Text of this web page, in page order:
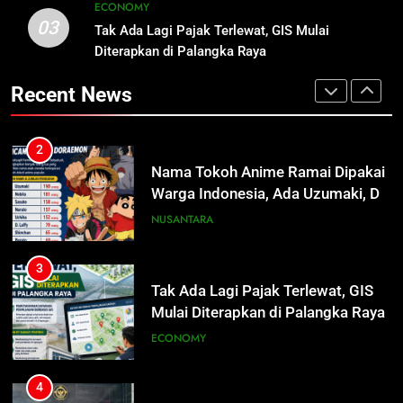
3
Tak Ada Lagi Pajak Terlewat, GIS
Mulai Diterapkan di Palangka Raya
Lulusan Siap Kerja Melalui
Program Magang Berdampak
ECONOMY
5
Permukiman di Pasar Besar
Palangka Raya, Diduga Sengaja
Dibakar Penghuninya
HUKUM DAN KRIMINAL
6
03
ECONOMY
Tak Ada Lagi Pajak Terlewat, GIS Mulai
Diterapkan di Palangka Raya
Recent News
2
Nama Tokoh Anime Ramai Dipakai
Warga Indonesia, Ada Uzumaki, D.
Luffy, Shinchan, hingga Doraemon
3
Tak Ada Lagi Pajak Terlewat, GIS
Mulai Diterapkan di Palangka Raya
ECONOMY
4
Manajemen FEB UPR Cetak
Lulusan Siap Kerja Melalui
Program Magang Berdampak
ECONOMY
5